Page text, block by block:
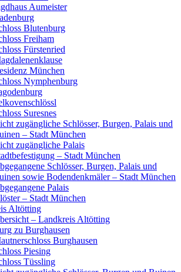
Aumeister
Blutenburg
Freiham
Fürstenried
München
Nymphenburg
Suresnes
zugängliche Schlösser, Burgen, Palais und
– Stadt München
zugängliche Palais
– Stadt München
Schlösser, Burgen, Palais und
sowie Bodendenkmäler – Stadt München
Palais
– Stadt München
Altötting
– Landkreis Altötting
zu Burghausen
Burghausen
Piesing
Tüssling